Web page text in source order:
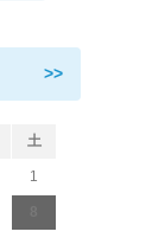
>>
土
1